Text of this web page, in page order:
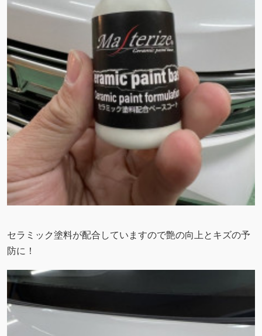
セラミック塗料が配合していますので艶の向上とキズの予
防に！